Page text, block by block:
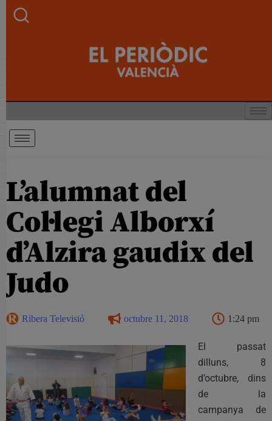
L’alumnat del
Col·legi Alborxí
d’Alzira gaudix del
Judo
Ribera Televisió octubre 11, 2018 1:24 pm
El passat
dilluns, 8
d’octubre, dins
de la
campanya de